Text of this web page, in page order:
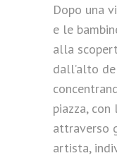
Dopo una
e le
alla
dall’alto
piazza, con
attraverso
artista,